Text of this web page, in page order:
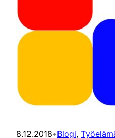
8.12.2018•Blogi,